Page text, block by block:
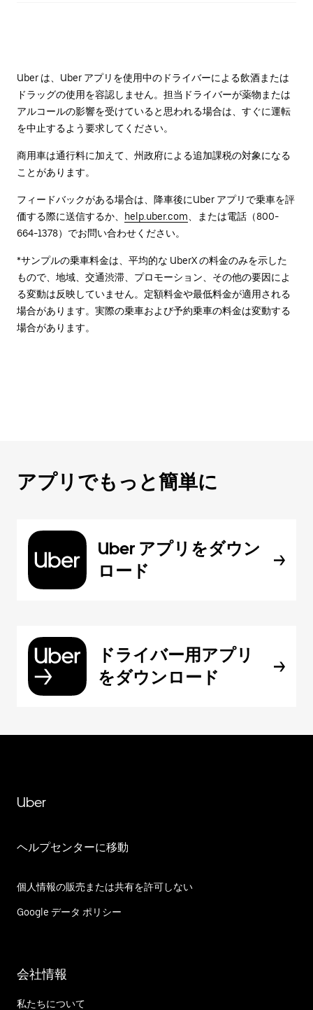
Uber は、Uber アプリを使用中のドライバーによる飲酒または
ドラッグの使用を容認しません。担当ドライバーが薬物または
アルコールの影響を受けていると思われる場合は、すぐに運転
を中止するよう要求してください。
商用車は通行料に加えて、州政府による追加課税の対象になる
ことがあります。
フィードバックがある場合は、降車後に⁠Uber アプリで乗車を評
価する際に送信するか、
help.uber.com 、または電話（800-
664-1378）でお問い合わせください。
*サンプルの乗車料金は、平均的な UberX の料金のみを示した
もので、地域、交通渋滞、プロモーション、その他の要因によ
る変動は反映していません。定額料金や最低料金が適用される
場合があります。実際の乗車および予約乗車の料金は変動する
場合があります。
アプリでもっと簡単に
Uber アプリをダウン
ロード
ドライバー用アプリ
をダウンロード
Uber
ヘルプセンターに移動
個人情報の販売または共有を許可しない
Google データ ポリシー
会社情報
私たちについて